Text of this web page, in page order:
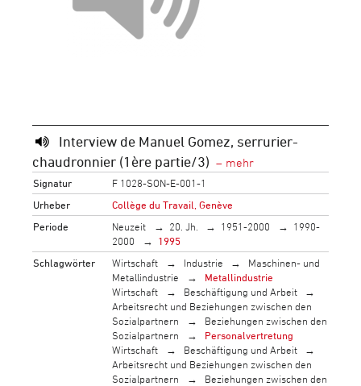
Interview de Manuel Gomez, serrurier-
chaudronnier (1ère partie/3)
Signatur
F 1028-SON-E-001-1
Urheber
Collège du Travail, Genève
Periode
Neuzeit 20. Jh. 1951-2000
1990-
2000
1995
Schlagwörter
Wirtschaft Industrie
Maschinen- und
Metallindustrie
Metallindustrie
Wirtschaft
Beschäftigung und Arbeit
Arbeitsrecht und Beziehungen zwischen den
Sozialpartnern
Beziehungen zwischen den
Sozialpartnern
Personalvertretung
Wirtschaft
Beschäftigung und Arbeit
Arbeitsrecht und Beziehungen zwischen den
Sozialpartnern
Beziehungen zwischen den